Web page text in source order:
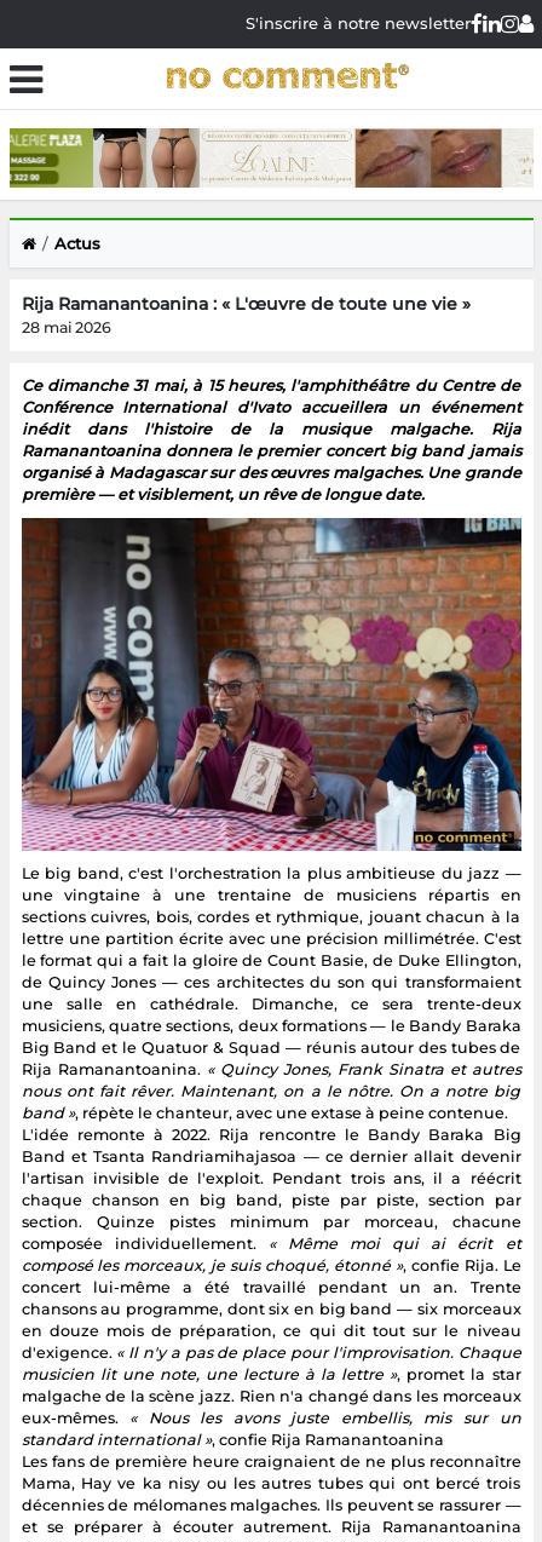
S'inscrire à notre newsletter
Actus
Rija Ramanantoanina : « L'œuvre de toute une vie »
28 mai 2026
Ce dimanche 31 mai, à 15 heures, l'amphithéâtre du Centre de
Conférence International d'Ivato accueillera un événement
inédit dans l'histoire de la musique malgache. Rija
Ramanantoanina donnera le premier concert big band jamais
organisé à Madagascar sur des œuvres malgaches. Une grande
première — et visiblement, un rêve de longue date.
Le big band, c'est l'orchestration la plus ambitieuse du jazz —
une vingtaine à une trentaine de musiciens répartis en
sections cuivres, bois, cordes et rythmique, jouant chacun à la
lettre une partition écrite avec une précision millimétrée. C'est
le format qui a fait la gloire de Count Basie, de Duke Ellington,
de Quincy Jones — ces architectes du son qui transformaient
une salle en cathédrale. Dimanche, ce sera trente-deux
musiciens, quatre sections, deux formations — le Bandy Baraka
Big Band et le Quatuor & Squad — réunis autour des tubes de
Rija Ramanantoanina. « Quincy Jones, Frank Sinatra et autres
nous ont fait rêver. Maintenant, on a le nôtre. On a notre big
band », répète le chanteur, avec une extase à peine contenue.
L'idée remonte à 2022. Rija rencontre le Bandy Baraka Big
Band et Tsanta Randriamihajasoa — ce dernier allait devenir
l'artisan invisible de l'exploit. Pendant trois ans, il a réécrit
chaque chanson en big band, piste par piste, section par
section. Quinze pistes minimum par morceau, chacune
composée individuellement. « Même moi qui ai écrit et
composé les morceaux, je suis choqué, étonné », confie Rija. Le
concert lui-même a été travaillé pendant un an. Trente
chansons au programme, dont six en big band — six morceaux
en douze mois de préparation, ce qui dit tout sur le niveau
d'exigence. « Il n'y a pas de place pour l'improvisation. Chaque
musicien lit une note, une lecture à la lettre », promet la star
malgache de la scène jazz. Rien n'a changé dans les morceaux
eux-mêmes. « Nous les avons juste embellis, mis sur un
standard international », confie Rija Ramanantoanina
Les fans de première heure craignaient de ne plus reconnaître
Mama, Hay ve ka nisy ou les autres tubes qui ont bercé trois
décennies de mélomanes malgaches. Ils peuvent se rassurer —
et se préparer à écouter autrement. Rija Ramanantoanina